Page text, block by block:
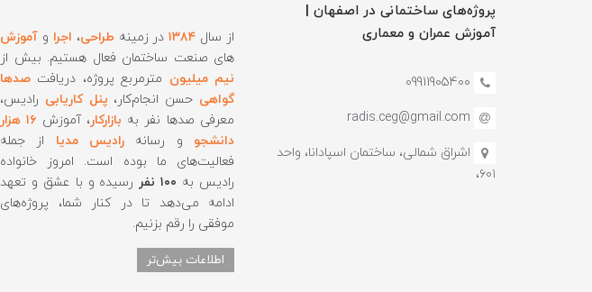
پروژه‌های ساختمانی در اصفهان |
آموزش‌ عمران و معماری
09911905400
radis.ceg@gmail.com
اشراق شمالی، ساختمان اسپادانا، واحد
۶۰۱،
از سال ۱۳۸۴ در زمینه طراحی، اجرا و آموزش
های صنعت ساختمان فعال هستیم. بیش از
نیم میلیون مترمربع پروژه، دریافت صدها
گواهی حسن انجام‌کار، پنل کاریابی رادیس،
معرفی صدها نفر به بازارکار، آموزش
۱۶ هزار
دانشجو و رسانه رادیس مدیا از جمله
فعالیت‌های ما بوده است. امروز خانواده
رادیس به ۱۰۰ نفر
رسیده و با عشق و تعهد
ادامه می‌دهد تا در کنار شما، پروژه‌های
موفقی را رقم بزنیم.
اطلاعات بیش‌تر